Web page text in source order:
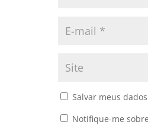
Salvar meus
Notifique-me